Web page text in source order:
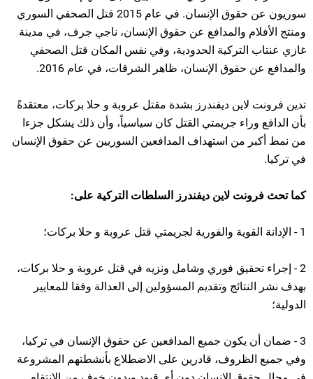
سوريون عن حقوق الإنسان. في عام 2015 قتل الصحفي السوري
ومنتج الأفلام والمدافع عن حقوق الإنسان، ناجي جرف، في مدينة
غازي عنتاب التركية الحدودية، وفي نفس المكان قتل الصحفي
والمدافع عن حقوق الإنسان، ظاهر الشرقات، في عام 2016.
تدين فرونت لاين ديفندرز بشدة مقتل عروبة و حلا بركات، معتقدةً
بأن الدافع وراء جريمتي القتل كان سياسياً، وأن ذلك يشكل جزءا
من نمط أكبر من استهداف المدافعين السوريين عن حقوق الإنسان
في تركيا.
كما تحث فرونت لاين ديفندرز السلطات التركية على:
1 - الإدانة القوية والفورية لجريمتي قتل عروبة و حلا بركات؛
2 - إجراء تحقيق فوري وشامل ونزيه في قتل عروبة و حلا بركات،
بهدف نشر النتائج وتقديم المسؤولين إلى العدالة وفقا للمعايير
الدولية؛
3 - ضمان أن يكون جميع المدافعين عن حقوق الإنسان في تركيا،
وفي جميع الظروف، قادرين على الاضطلاع بأنشطتهم المشروعة